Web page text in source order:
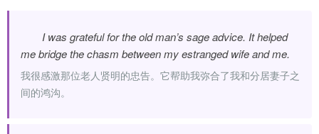
I was grateful for the old man’s sage advice. It helped
me bridge the chasm between my estranged wife and me.
我很感激那位老人贤明的忠告。它帮助我弥合了我和分居妻子之
间的鸿沟。